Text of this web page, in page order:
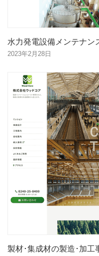
水力発電設備メンテナン
2023年2月28日
製材･集成材の製造･加工